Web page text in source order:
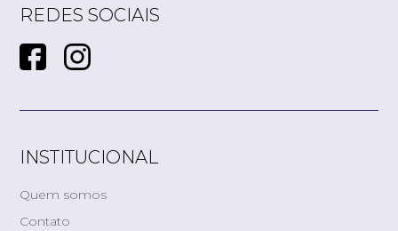
REDES SOCIAIS
INSTITUCIONAL
Quem somos
Contato